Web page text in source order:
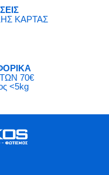
ΚΑΡΤΑΣ
70€
<5kg